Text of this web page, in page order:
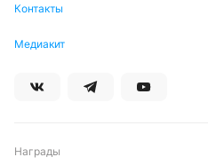
Автор
Михаил Кузнецов
Контакты
Медиакит
Награды